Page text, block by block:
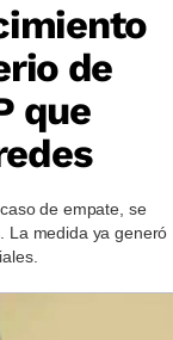
de
que
de empate, se
La medida ya generó